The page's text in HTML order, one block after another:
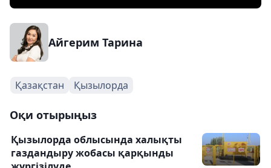
Айгерим Тарина
Қазақстан Қызылорда
Оқи отырыңыз
Қызылорда облысында халықты
газдандыру жобасы қарқынды